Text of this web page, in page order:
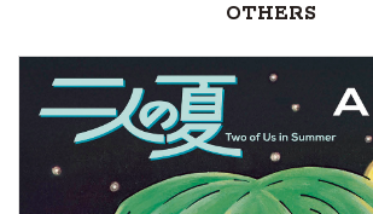
CONTACT US
OTHERS